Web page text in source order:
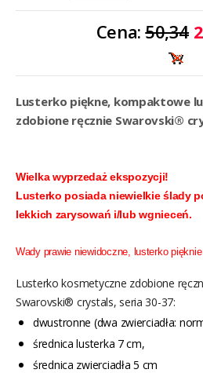
Cena:50,34
Lusterko piękne, kompaktowe
zdobione ręcznie Swarovski®
Wielka wyprzedaż ekspozycji!
Lusterko posiada niewielkie ślady
lekkich zarysowań i/lub wgnieceń.
Wady prawie niewidoczne, lusterko
Lusterko kosmetyczne zdobione
Swarovski® crystals, seria 30-37:
dwustronne (dwa zwierciadła:
średnica lusterka 7 cm,
średnica zwierciadła 5 cm